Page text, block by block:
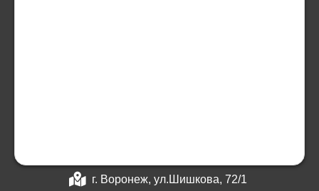
г. Воронеж, ул.Шишкова, 72/1